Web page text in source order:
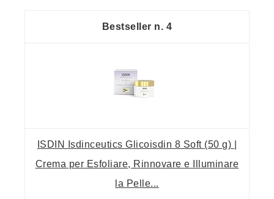
4
ISDIN Isdinceutics Glicoisdin 8 Soft (50 g) |
Crema per Esfoliare, Rinnovare e Illuminare
la Pelle...